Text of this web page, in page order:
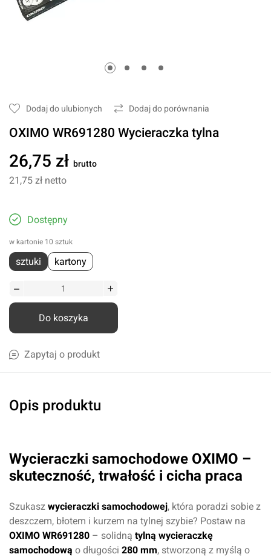
Dodaj do ulubionych Dodaj do porównania
OXIMO WR691280 Wycieraczka tylna
26,75 zł brutto
21,75 zł netto
Dostępny
w kartonie 10 sztuk
sztuki kartony
Do koszyka
Zapytaj o produkt
Opis produktu
Wycieraczki samochodowe OXIMO –
skuteczność, trwałość i cicha praca
Szukasz wycieraczki samochodowej, która poradzi sobie z
deszczem, błotem i kurzem na tylnej szybie? Postaw na
OXIMO WR691280 – solidną tylną wycieraczkę
samochodową o długości 280 mm, stworzoną z myślą o